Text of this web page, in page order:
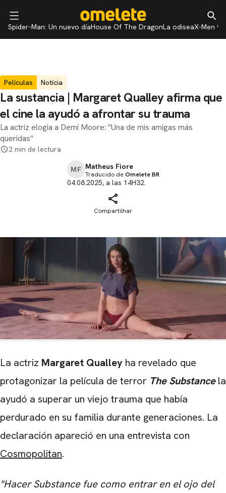
Spider-Man: Un nuevo díaHouse Of The DragonLa odiseaX-Men 97
Películas Notícia
La sustancia | Margaret Qualley afirma que
el cine la ayudó a afrontar su trauma
La actriz elogia a Demi Moore: "Una de mis amigas más
queridas"
2 min de lectura
MF Matheus Fiore
Traducido deOmelete BR
04.08.2025, a las 14H32.
Compartilhar
La actriz Margaret Qualley ha revelado que
protagonizar la película de terror The Substance la
ayudó a superar un viejo trauma que había
perdurado en su familia durante generaciones. La
declaración apareció en una entrevista con
Cosmopolitan.
"Hacer Substance fue como entrar en el ojo del